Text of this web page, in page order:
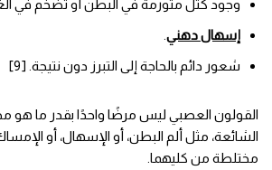
وجود كتل متورمة في البطن أو تضخم في
إسهال دهني
شعور دائم بالحاجة إلى التبرز دون نتيجة. [9]
القولون العصبي ليس مرضًا واحدًا بقدر ما هو
الشائعة، مثل ألم البطن، أو الإسهال، أو
مختلطة من كليهما.